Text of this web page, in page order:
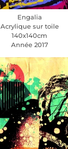
Engalia
Acrylique sur toile
140x140cm
Année 2017